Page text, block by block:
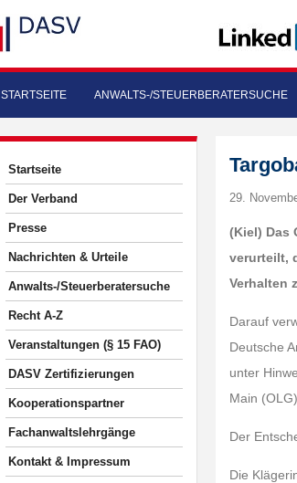
STARTSEITE ANWALTS-/STEUERBERATERSUCHE
Startseite
Der Verband
Presse
Nachrichten & Urteile
Anwalts-/Steuerberatersuche
Recht A-Z
Veranstaltungen (§ 15 FAO)
DASV Zertifizierungen
Kooperationspartner
Fachanwaltslehrgänge
Kontakt & Impressum
29.
(Kiel) Das
verurteilt,
Verhalten
Darauf
Deutsche
unter
Main
Der
Die